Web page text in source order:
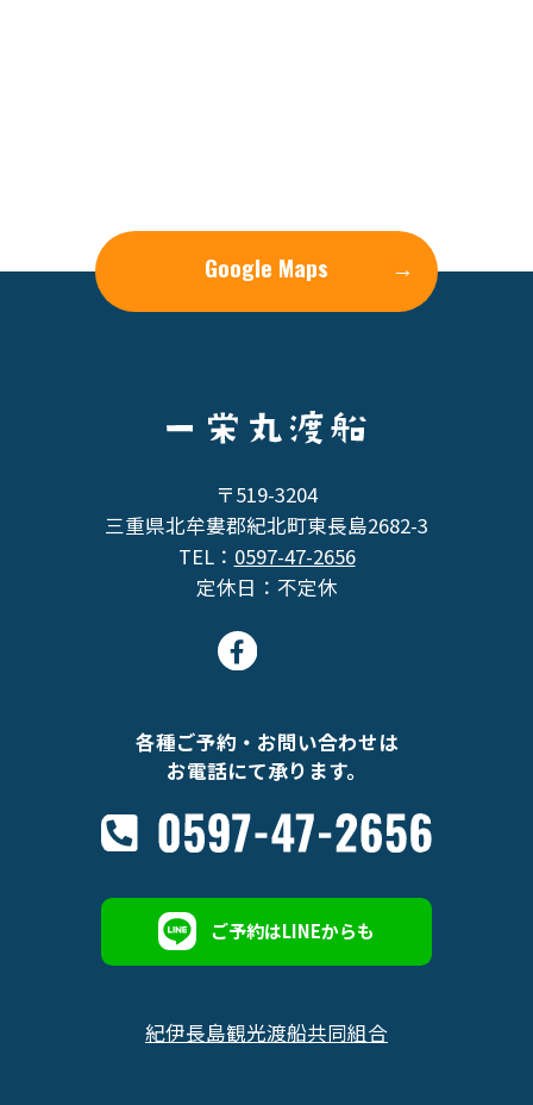
Google Maps →
〒519-3204
三重県北牟婁郡紀北町東長島2682-3
TEL： 0597-47-2656
定休日：不定休
各種ご予約・お問い合わせは
お電話にて承ります。
ご予約はLINEからも
紀伊長島観光渡船共同組合